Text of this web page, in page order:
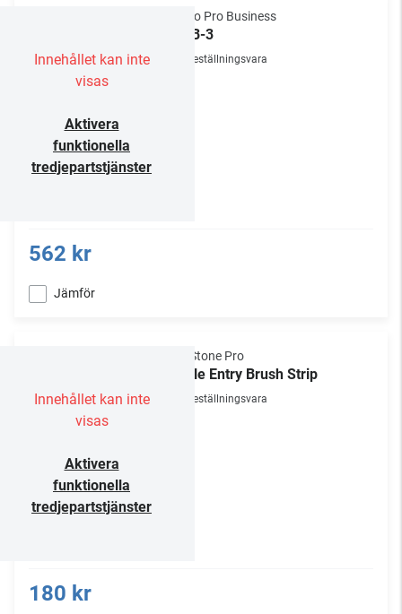
Innehållet kan inte
visas
Aktivera
funktionella
tredjepartstjänster
Audio Pro Business
WAB-3
Beställningsvara
562 kr
Jämför
Innehållet kan inte
visas
Aktivera
funktionella
tredjepartstjänster
NorStone Pro
Cable Entry Brush Strip
Beställningsvara
180 kr